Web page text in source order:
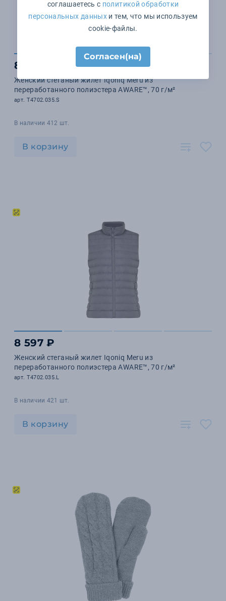
8 597 ₽
Женский стеганый жилет Iqoniq Meru из
переработанного полиэстера AWARE™, 70 г/м²
арт. T4702.035.S
В наличии 412 шт.
В корзину
8 597 ₽
Женский стеганый жилет Iqoniq Meru из
переработанного полиэстера AWARE™, 70 г/м²
арт. T4702.035.L
В наличии 421 шт.
В корзину
соглашаетесь с политикой обработки
персональных данныхи тем, что мы используем
cookie-файлы.
Согласен(на)